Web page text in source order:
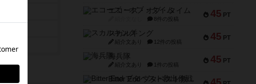
45 PT
エコーズ・オブ・タイム
8件の投稿
45 PT
スカルキング
紹介文あり 12件の投稿
45 PT
海兵隊
紹介文あり 1件の投稿
Bitter End ブタペスト救出作戦